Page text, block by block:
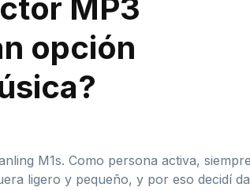
MP3
opción
M1s. Como persona activa,
ligero y pequeño, y por eso decidí